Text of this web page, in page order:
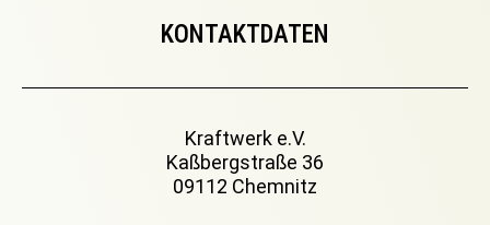
KONTAKTDATEN
Kraftwerk e.V.
Kaßbergstraße 36
09112 Chemnitz